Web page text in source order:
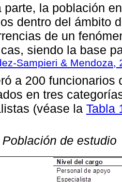
parte, la población
dentro del ámbito
de un
siendo la base
Sampieri & Mendoza,
a 200 funcionarios
en tres
(véase la Tabla
Población de estudio